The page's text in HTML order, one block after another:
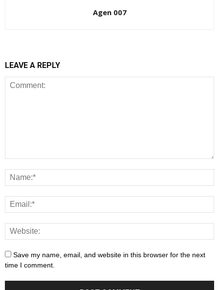
Agen 007
LEAVE A REPLY
Save my name, email, and website in this browser for the next
time I comment.